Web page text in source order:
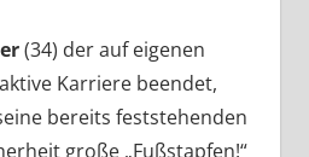
(34) der auf eigenen
Karriere beendet,
bereits feststehenden
große „Fußstapfen!“